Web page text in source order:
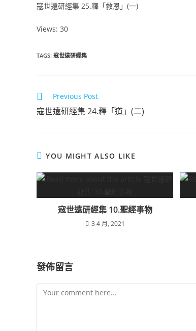
寇世遠研經集 25.釋「救恩」(一)
Views: 30
TAGS: 寇世遠研經集
Previous Post
寇世遠研經集 24.釋「道」(二)
YOU MIGHT ALSO LIKE
寇世遠研經集 10.聖經事物
3 4 月, 2021
發佈留言